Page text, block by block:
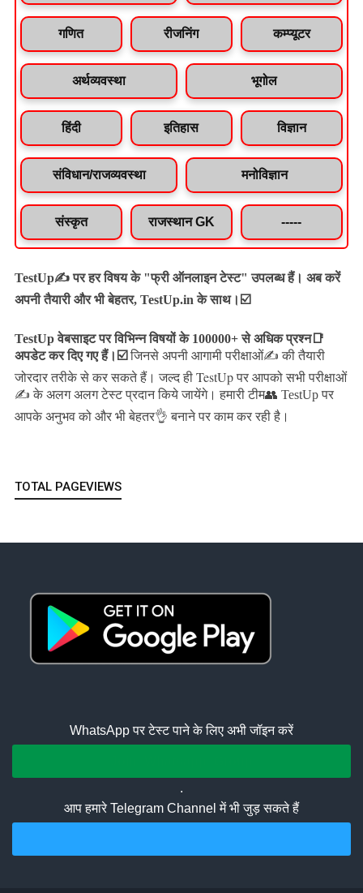
गणित रीजनिंग कम्प्यूटर
अर्थव्यवस्था भूगोल
हिंदी इतिहास विज्ञान
संविधान/राजव्यवस्था मनोविज्ञान
संस्कृत राजस्थान GK -----
TestUp✍️ पर हर विषय के "फ्री ऑनलाइन टेस्ट" उपलब्ध हैं। अब करें
अपनी तैयारी और भी बेहतर, TestUp.in के साथ।☑️
TestUp वेबसाइट पर विभिन्न विषयों के 100000+ से अधिक प्रश्न📑
अपडेट कर दिए गए हैं। ☑️ जिनसे अपनी आगामी परीक्षाओं✍️ की तैयारी
जोरदार तरीके से कर सकते हैं।जल्द ही TestUp पर आपको सभी परीक्षाओं
✍️ के अलग अलग टेस्ट प्रदान किये जायेंगे। हमारी टीम👥 TestUp पर
आपके अनुभव को और भी बेहतर👌 बनाने पर काम कर रही है।
TOTAL PAGEVIEWS
WhatsApp पर टेस्ट पाने के लिए अभी जॉइन करें
.
आप हमारे Telegram Channel में भी जुड़ सकते हैं